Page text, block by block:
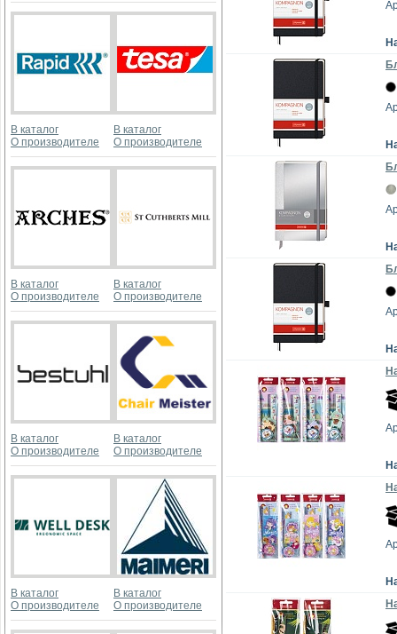
В каталог
О производителе
В каталог
О производителе
В каталог
О производителе
В каталог
О производителе
В каталог
О производителе
В каталог
О производителе
В каталог
О производителе
В каталог
О производителе